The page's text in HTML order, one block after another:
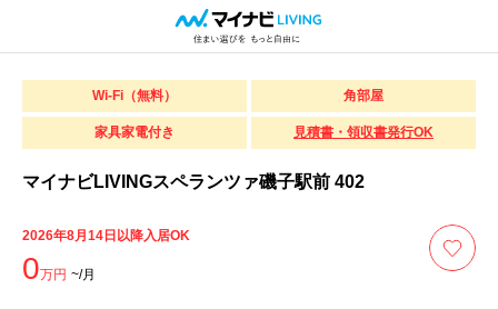
Wi-Fi（無料） 角部屋
家具家電付き 見積書・領収書発行OK
マイナビLIVINGスペランツァ磯子駅前 402
2026年8月14日以降入居OK
0万円 ~/月